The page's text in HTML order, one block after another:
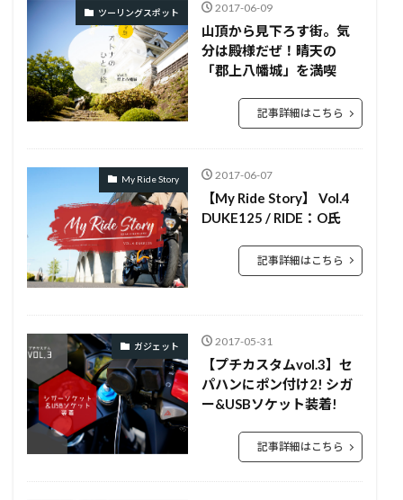
ツーリングスポット 2017-06-09
山頂から見下ろす街。気
分は殿様だぜ！晴天の
「郡上八幡城」を満喫
記事詳細はこちら
My Ride Story 2017-06-07
【My Ride Story】 Vol.4
DUKE125 / RIDE：O氏
記事詳細はこちら
ガジェット 2017-05-31
【プチカスタムvol.3】セ
パハンにポン付け2! シガ
ー&USBソケット装着!
記事詳細はこちら